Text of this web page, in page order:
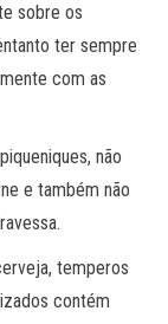
sobre os
ter sempre
com as
não
e também não
temperos
contém